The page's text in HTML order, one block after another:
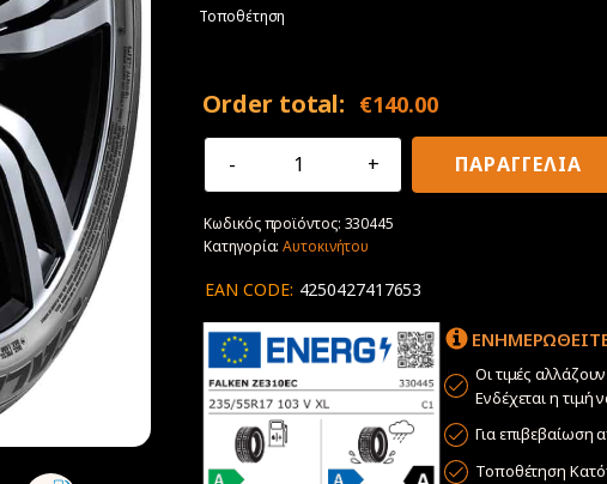
Τοποθέτηση
Order total: €140.00
235/55R17
Falken
Ziex
Ecorun
ποσότητα
ΠΑΡΑΓΓΕΛΙΑ
Κωδικός προϊόντος: 330445
Κατηγορία:Αυτοκινήτου
EAN CODE: 4250427417653
Οι τιμές
Ενδέχεται η τιμή
Για επιβεβαίωση
Τοποθέτηση